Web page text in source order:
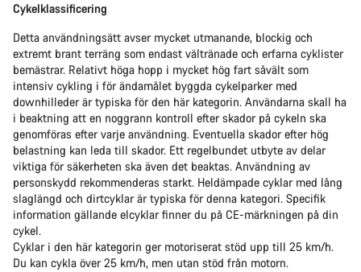
Cykelklassificering
Detta användningsätt avser mycket utmanande, blockig och
extremt brant terräng som endast vältränade och erfarna cyklister
bemästrar. Relativt höga hopp i mycket hög fart såvält som
intensiv cykling i för ändamålet byggda cykelparker med
downhilleder är typiska för den här kategorin. Användarna skall ha
i beaktning att en noggrann kontroll efter skador på cykeln ska
genomföras efter varje användning. Eventuella skador efter hög
belastning kan leda till skador. Ett regelbundet utbyte av delar
viktiga för säkerheten ska även det beaktas. Användning av
personskydd rekommenderas starkt. Heldämpade cyklar med lång
slaglängd och dirtcyklar är typiska för denna kategori. Specifik
information gällande elcyklar finner du på CE-märkningen på din
cykel.
Cyklar i den här kategorin ger motoriserat stöd upp till 25 km/h.
Du kan cykla över 25 km/h, men utan stöd från motorn.